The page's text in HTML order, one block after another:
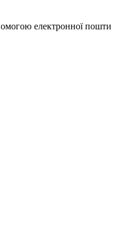
електронної пошти